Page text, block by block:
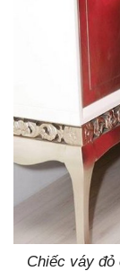
Chiếc váy đỏ